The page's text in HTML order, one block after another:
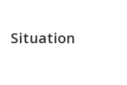
Situation